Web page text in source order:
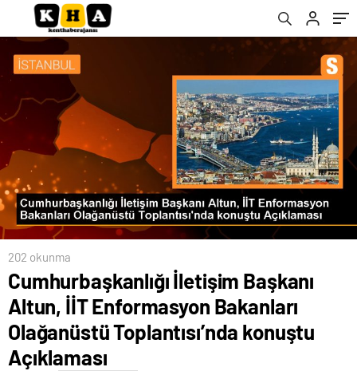
Toplantısı’nda konuştu Açıklaması
202 okunma
Cumhurbaşkanlığı İletişim Başkanı
Altun, İİT Enformasyon Bakanları
Olağanüstü Toplantısı’nda konuştu
Açıklaması